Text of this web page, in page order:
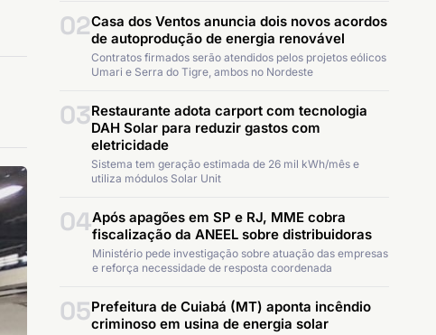
02Casa dos Ventos anuncia dois novos acordos
de autoprodução de energia renovável
Contratos firmados serão atendidos pelos projetos eólicos
Umari e Serra do Tigre, ambos no Nordeste
03Restaurante adota carport com tecnologia
DAH Solar para reduzir gastos com
eletricidade
Sistema tem geração estimada de 26 mil kWh/mês e
utiliza módulos Solar Unit
04Após apagões em SP e RJ, MME cobra
fiscalização da ANEEL sobre distribuidoras
Ministério pede investigação sobre atuação das empresas
e reforça necessidade de resposta coordenada
05Prefeitura de Cuiabá (MT) aponta incêndio
criminoso em usina de energia solar